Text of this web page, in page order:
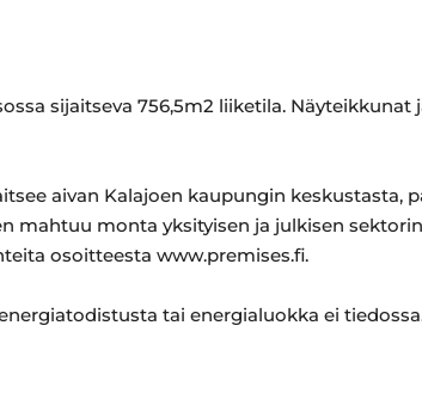
sijaitseva 756,5m2 liiketila. Näyteikkunat
aivan Kalajoen kaupungin keskustasta,
mahtuu monta yksityisen ja julkisen
osoitteesta www.premises.fi.
tai energialuokka ei